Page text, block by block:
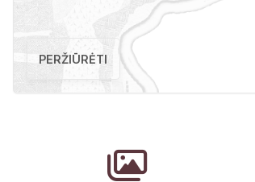
PERŽIŪRĖTI